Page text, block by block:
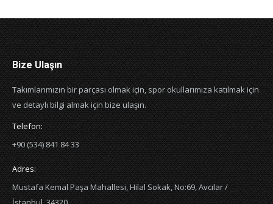
Bize Ulaşın
Takımlarımızın bir parçası olmak için, spor okullarımıza katılmak için
ve detaylı bilgi almak için bize ulaşın.
Telefon:
+90 (534) 841 84 33
Adres:
Mustafa Kemal Paşa Mahallesi, Hilal Sokak, No:69, Avcılar /